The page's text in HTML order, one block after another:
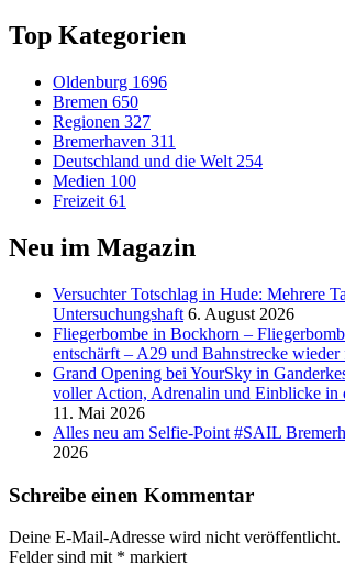
Top Kategorien
Oldenburg 1696
Bremen 650
Regionen 327
Bremerhaven 311
Deutschland und die Welt 254
Medien 100
Freizeit 61
Neu im Magazin
Versucht­er Totschlag in Hude: Mehrere
Untersuchungshaft 6. August 2026
Fliegerbombe in Bockhorn –
entschärft – A29 und Bahnstrecke wieder
Grand Opening bei YourSky in
voller Action, Adrenalin und Einblicke in
11. Mai 2026
Alles neu am Selfie-Point #SAIL
2026
Schreibe einen Kommentar
Deine E-Mail-Adresse wird nicht veröffentlicht.
Felder sind mit * markiert